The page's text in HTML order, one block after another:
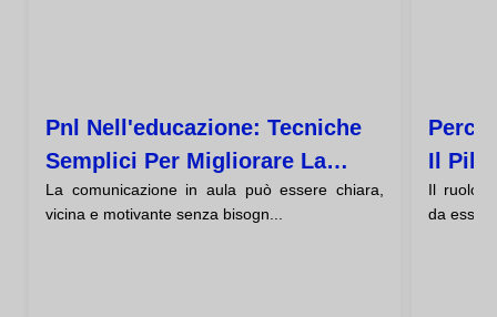
Pnl Nell'educazione: Tecniche
Semplici Per Migliorare La
Comunicazione In Classe
La comunicazione in aula può essere chiara,
vicina e motivante senza bisogn...
Il
Il ruolo
da essaI